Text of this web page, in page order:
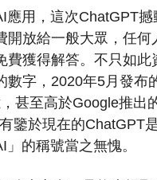
應用，這次ChatGPT撼
開放給一般大眾，任何
費獲得解答。不只如此
數字，2020年5月發布
甚至高於Google推出
鑒於現在的ChatGPT
的稱號當之無愧。